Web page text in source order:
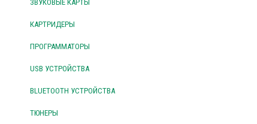
ЗВУКОВЫЕ КАРТЫ
КАРТРИДЕРЫ
ПРОГРАММАТОРЫ
USB УСТРОЙСТВА
BLUETOOTH УСТРОЙСТВА
ТЮНЕРЫ